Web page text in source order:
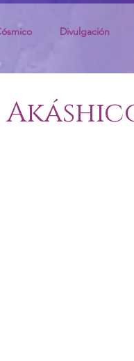
Divulgación